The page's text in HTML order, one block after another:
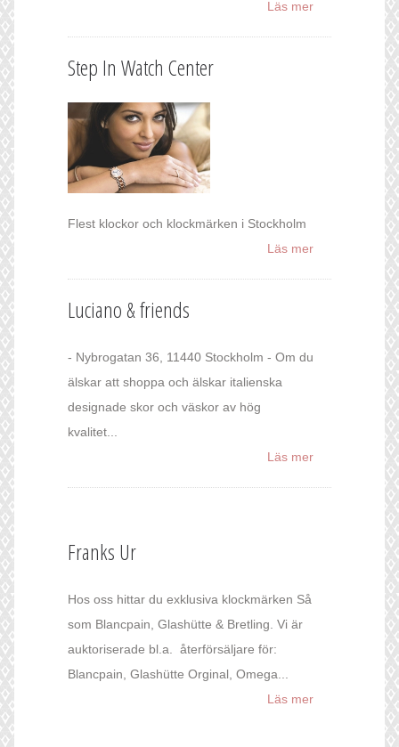
Läs mer
Step In Watch Center
Flest klockor och klockmärken i Stockholm
Läs mer
Luciano & friends
- Nybrogatan 36, 11440 Stockholm - Om du
älskar att shoppa och älskar italienska
designade skor och väskor av hög
kvalitet...
Läs mer
Franks Ur
Hos oss hittar du exklusiva klockmärken Så
som Blancpain, Glashütte & Bretling. Vi är
auktoriserade bl.a. återförsäljare för:
Blancpain, Glashütte Orginal, Omega...
Läs mer